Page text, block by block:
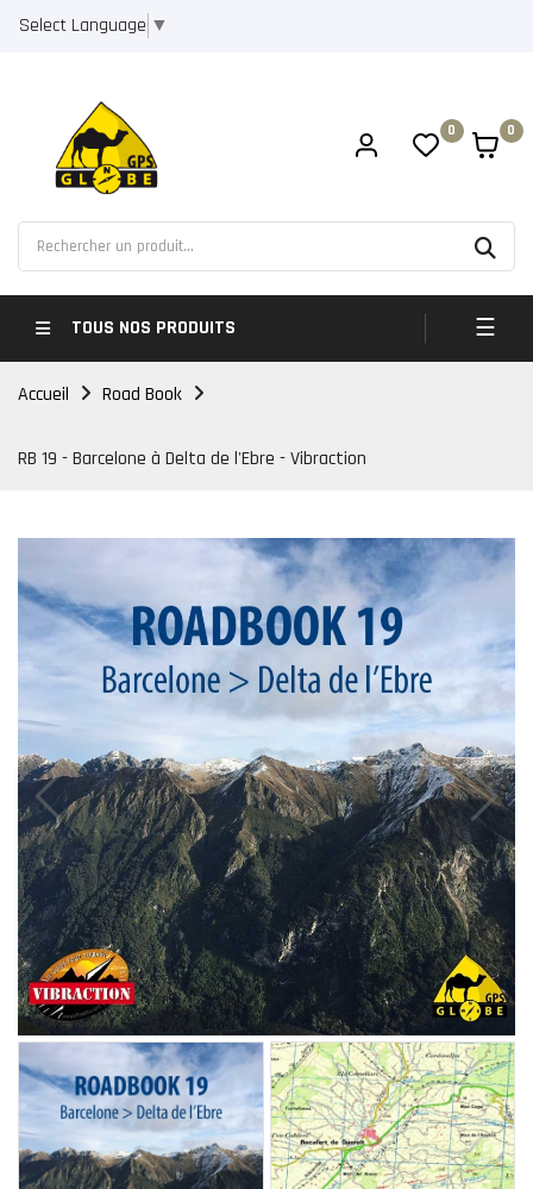
Select Language ▼
0 0
TOUS NOS PRODUITS ☰
Accueil Road Book
RB 19 - Barcelone à Delta de l'Ebre - Vibraction